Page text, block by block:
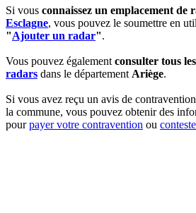
Si vous connaissez un emplacement de
Esclagne, vous pouvez le soumettre en
"Ajouter un radar".
Vous pouvez égalementconsulter tous les
radars dans le départementAriège.
Si vous avez reçu un avis de
la commune, vous pouvez obtenir des
pourpayer votre contravention ou